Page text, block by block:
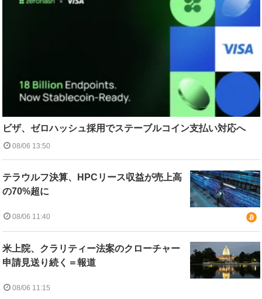
ビザ、ゼロハッシュ採用でステーブルコイン支払い対応へ
08/06 13:50
テラウルフ決算、HPCリース収益が売上高
の70%超に
08/06 11:40
米上院、クラリティー法案のクローチャー
申請見送り続く＝報道
08/06 11:15